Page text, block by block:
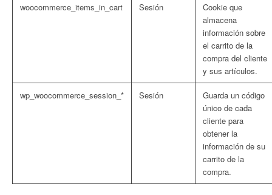
woocommerce_items_in_cart Sesión
Cookie que
almacena
información sobre
el carrito de la
compra del cliente
y sus artículos.
wp_woocommerce_session_* Sesión
Guarda un código
único de cada
cliente para
obtener la
información de su
carrito de la
compra.